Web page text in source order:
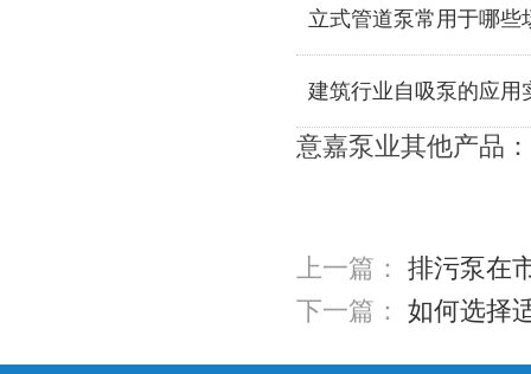
立式管道泵常用于哪些
建筑行业自吸泵的应用
意嘉泵业其他产品：
上一篇： 排污泵在
下一篇： 如何选择